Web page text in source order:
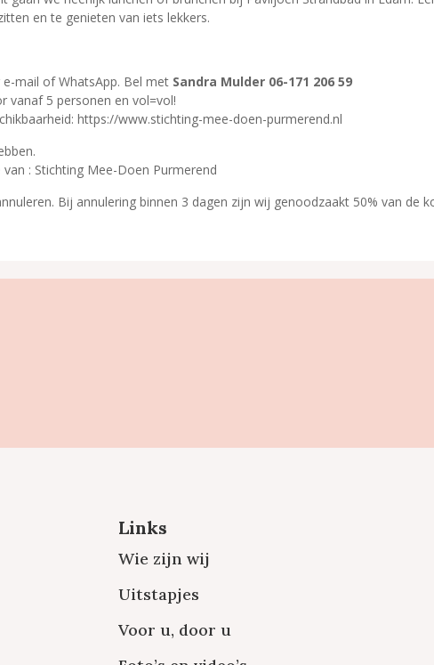
en te genieten van iets lekkers.
mail of WhatsApp. Bel met Sandra Mulder 06-171 206 59
vanaf 5 personen en vol=vol!
https://www.stichting-mee-doen-purmerend.nl
: Stichting Mee-Doen Purmerend
Bij annulering binnen 3 dagen zijn wij genoodzaakt 50% van de
Links
Wie zijn wij
Uitstapjes
Voor u, door u